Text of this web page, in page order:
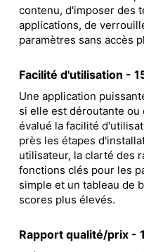
contenu, d'imposer des
applications, de
paramètres sans accès
Facilité d'utilisation -
Une application
si elle est déroutante
évalué la facilité
près les étapes
utilisateur, la clarté des
fonctions clés pour les
simple et un tableau de
scores plus élevés.
Rapport qualité/prix -